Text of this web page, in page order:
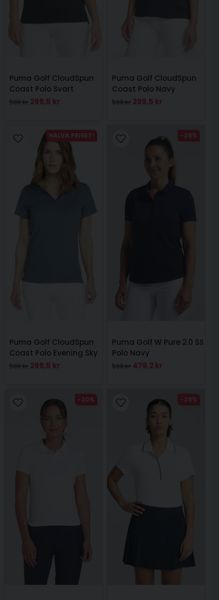
Puma Golf CloudSpun
Coast Polo Svart
599 kr 299,5 kr
Puma Golf CloudSpun
Coast Polo Navy
599 kr 299,5 kr
Puma Golf CloudSpun
Coast Polo Evening Sky
599 kr 299,5 kr
HALVA PRISET!
Puma Golf W Pure 2.0 SS
Polo Navy
599 kr 479,2 kr
-20%
-20% -20%